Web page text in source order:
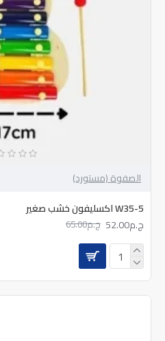
الصفوة (مستورد)
W35-5 اكسليفون خشب صغير
ج.م52.00
ج.م65.00